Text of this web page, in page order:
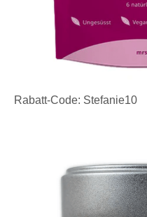
Rabatt-Code: Stefanie10